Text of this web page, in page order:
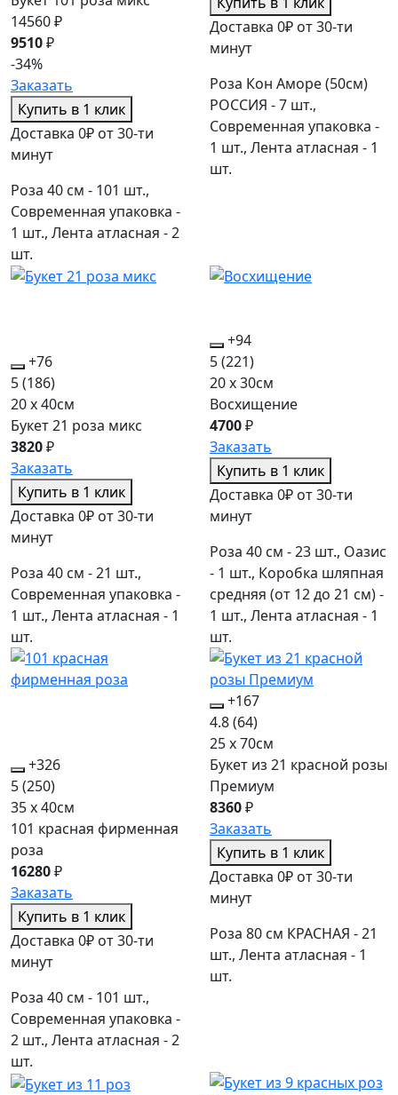
14560 ₽
9510₽
-34%
Заказать
Купить в 1 клик
Доставка 0₽ от 30-ти
минут
Роза 40 см - 101 шт.,
Современная упаковка -
1 шт., Лента атласная - 2
шт.
Доставка 0₽ от 30-ти
минут
Роза Кон Аморе (50см)
РОССИЯ - 7 шт.,
Современная упаковка -
1 шт., Лента атласная - 1
шт.
+76
5(186)
20 x 40см
Букет 21 роза микс
3820₽
Заказать
Купить в 1 клик
Доставка 0₽ от 30-ти
минут
Роза 40 см - 21 шт.,
Современная упаковка -
1 шт., Лента атласная - 1
шт.
+94
5(221)
20 x 30см
Восхищение
4700₽
Заказать
Купить в 1 клик
Доставка 0₽ от 30-ти
минут
Роза 40 см - 23 шт., Оазис
- 1 шт., Коробка шляпная
средняя (от 12 до 21 см) -
1 шт., Лента атласная - 1
шт.
+326
5(250)
35 x 40см
101 красная фирменная
роза
16280₽
Заказать
Купить в 1 клик
Доставка 0₽ от 30-ти
минут
Роза 40 см - 101 шт.,
Современная упаковка -
2 шт., Лента атласная - 2
шт.
+167
4.8(64)
25 x 70см
Букет из 21 красной розы
Премиум
8360₽
Заказать
Купить в 1 клик
Доставка 0₽ от 30-ти
минут
Роза 80 см КРАСНАЯ - 21
шт., Лента атласная - 1
шт.